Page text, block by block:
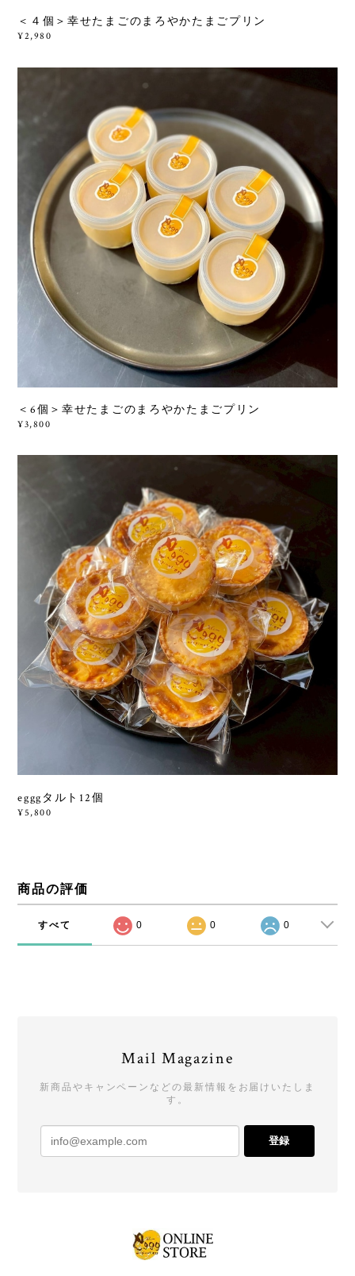
＜４個＞幸せたまごのまろやかたまごプリン
¥2,980
＜6個＞幸せたまごのまろやかたまごプリン
¥3,800
egggタルト12個
¥5,800
商品の評価
すべて 0 0 0
Mail Magazine
新商品やキャンペーンなどの最新情報をお届けいたしま
す。
登録